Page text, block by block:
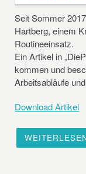
Seit Sommer
Hartberg, einem
Routineeinsatz.
Ein Artikel in
kommen und
Arbeitsabläufe
Download Artikel